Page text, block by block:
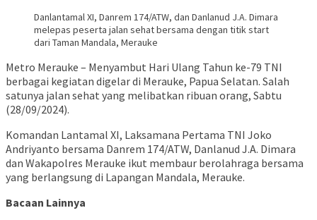
Danlantamal XI, Danrem 174/ATW, dan Danlanud J.A. Dimara
melepas peserta jalan sehat bersama dengan titik start
dari Taman Mandala, Merauke
Metro Merauke – Menyambut Hari Ulang Tahun ke-79 TNI
berbagai kegiatan digelar di Merauke, Papua Selatan. Salah
satunya jalan sehat yang melibatkan ribuan orang, Sabtu
(28/09/2024).
Komandan Lantamal XI, Laksamana Pertama TNI Joko
Andriyanto bersama Danrem 174/ATW, Danlanud J.A. Dimara
dan Wakapolres Merauke ikut membaur berolahraga bersama
yang berlangsung di Lapangan Mandala, Merauke.
Bacaan Lainnya